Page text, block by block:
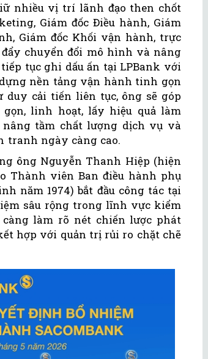
nhiều vị trí lãnh đạo then chốt
Giám đốc Điều hành, Giám
Giám đốc Khối vận hành, trực
chuyển đổi mô hình và nâng
tục ghi dấu ấn tại LPBank với
nền tảng vận hành tinh gọn
cải tiến liên tục, ông sẽ góp
linh hoạt, lấy hiệu quả làm
nâng tầm chất lượng dịch vụ và
tranh ngày càng cao.
ông Nguyễn Thanh Hiệp (hiện
Thành viên Ban điều hành phụ
năm 1974) bắt đầu công tác tại
sâu rộng trong lĩnh vực kiểm
làm rõ nét chiến lược phát
hợp với quản trị rủi ro chặt chẽ